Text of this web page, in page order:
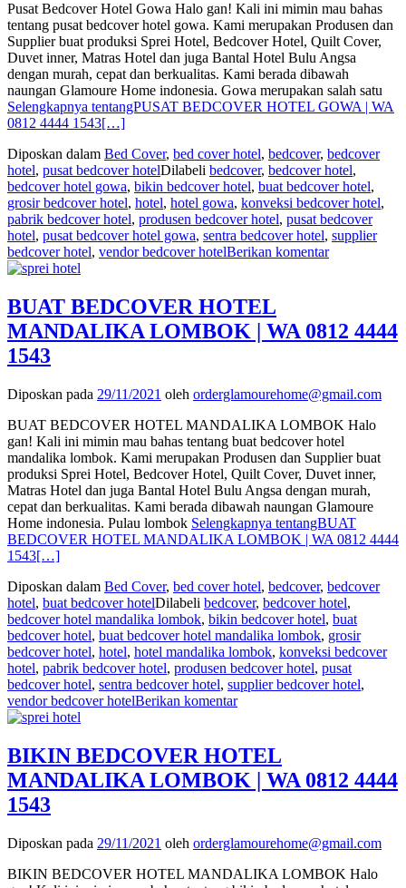
Pusat Bedcover Hotel Gowa Halo gan! Kali ini mimin mau bahas
tentang pusat bedcover hotel gowa. Kami merupakan Produsen dan
Supplier buat produksi Sprei Hotel, Bedcover Hotel, Quilt Cover,
Duvet inner, Matras Hotel dan juga Bantal Hotel Bulu Angsa
dengan murah, cepat dan berkualitas. Kami berada dibawah
naungan Glamoure Home indonesia. Gowa merupakan salah satu
Selengkapnya tentangPUSAT BEDCOVER HOTEL GOWA | WA
0812 4444 1543[…]
Diposkan dalam Bed Cover, bed cover hotel, bedcover, bedcover
hotel, pusat bedcover hotelDilabeli bedcover, bedcover hotel,
bedcover hotel gowa, bikin bedcover hotel, buat bedcover hotel,
grosir bedcover hotel, hotel, hotel gowa, konveksi bedcover hotel,
pabrik bedcover hotel, produsen bedcover hotel, pusat bedcover
hotel, pusat bedcover hotel gowa, sentra bedcover hotel, supplier
bedcover hotel, vendor bedcover hotelBerikan komentar
BUAT BEDCOVER HOTEL
MANDALIKA LOMBOK | WA 0812 4444
1543
Diposkan pada 29/11/2021 oleh orderglamourehome@gmail.com
BUAT BEDCOVER HOTEL MANDALIKA LOMBOK Halo
gan! Kali ini mimin mau bahas tentang buat bedcover hotel
mandalika lombok. Kami merupakan Produsen dan Supplier buat
produksi Sprei Hotel, Bedcover Hotel, Quilt Cover, Duvet inner,
Matras Hotel dan juga Bantal Hotel Bulu Angsa dengan murah,
cepat dan berkualitas. Kami berada dibawah naungan Glamoure
Home indonesia. Pulau lombok Selengkapnya tentangBUAT
BEDCOVER HOTEL MANDALIKA LOMBOK | WA 0812 4444
1543[…]
Diposkan dalam Bed Cover, bed cover hotel, bedcover, bedcover
hotel, buat bedcover hotelDilabeli bedcover, bedcover hotel,
bedcover hotel mandalika lombok, bikin bedcover hotel, buat
bedcover hotel, buat bedcover hotel mandalika lombok, grosir
bedcover hotel, hotel, hotel mandalika lombok, konveksi bedcover
hotel, pabrik bedcover hotel, produsen bedcover hotel, pusat
bedcover hotel, sentra bedcover hotel, supplier bedcover hotel,
vendor bedcover hotelBerikan komentar
BIKIN BEDCOVER HOTEL
MANDALIKA LOMBOK | WA 0812 4444
1543
Diposkan pada 29/11/2021 oleh orderglamourehome@gmail.com
BIKIN BEDCOVER HOTEL MANDALIKA LOMBOK Halo